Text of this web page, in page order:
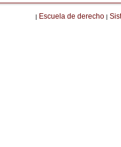
| Escuela de derecho |